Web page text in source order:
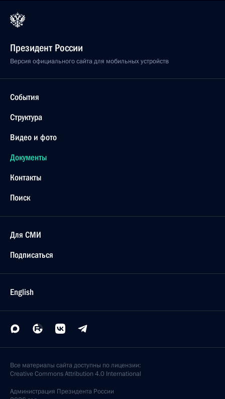
Президент России
Версия официального сайта для мобильных устройств
События
Структура
Видео и фото
Документы
Контакты
Поиск
Для СМИ
Подписаться
English
Все материалы сайта доступны по лицензии:
Creative Commons Attribution 4.0 International
Администрация Президента России